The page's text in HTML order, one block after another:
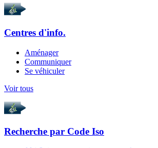
Centres d'info.
Aménager
Communiquer
Se véhiculer
Voir tous
Recherche par Code Iso